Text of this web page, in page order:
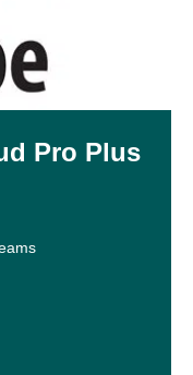
Pro Plus